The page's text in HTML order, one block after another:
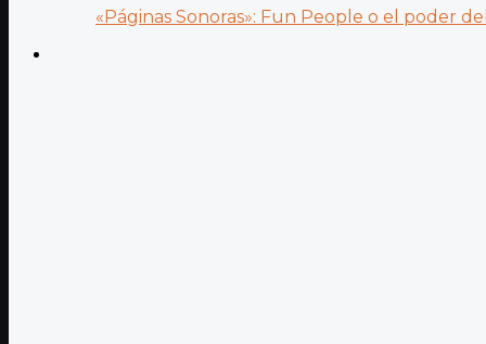
«Páginas Sonoras»: Fun People o el poder